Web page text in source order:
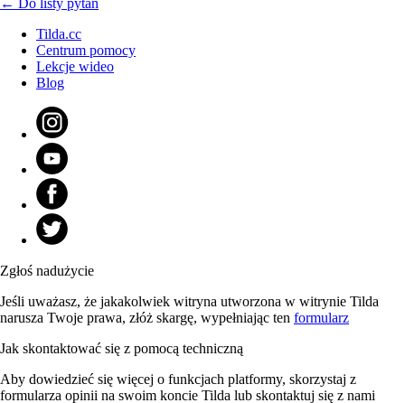
← Do listy pytań
Tilda.cc
Centrum pomocy
Lekcje wideo
Blog
Zgłoś nadużycie
Jeśli uważasz, że jakakolwiek witryna utworzona w witrynie Tilda
narusza Twoje prawa, złóż skargę, wypełniając ten formularz
Jak skontaktować się z pomocą techniczną
Aby dowiedzieć się więcej o funkcjach platformy, skorzystaj z
formularza opinii na swoim koncie Tilda lub skontaktuj się z nami